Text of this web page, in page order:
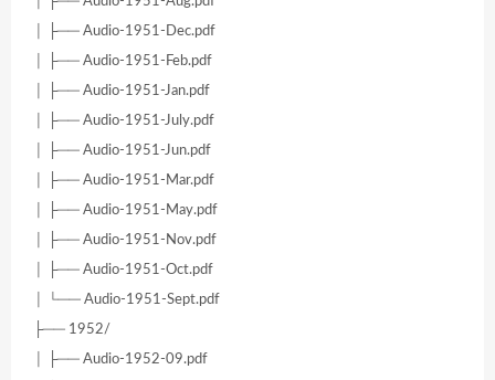
│ ├── Audio-1951-Dec.pdf
│ ├── Audio-1951-Feb.pdf
│ ├── Audio-1951-Jan.pdf
│ ├── Audio-1951-July.pdf
│ ├── Audio-1951-Jun.pdf
│ ├── Audio-1951-Mar.pdf
│ ├── Audio-1951-May.pdf
│ ├── Audio-1951-Nov.pdf
│ ├── Audio-1951-Oct.pdf
│ └── Audio-1951-Sept.pdf
├── 1952/
│ ├── Audio-1952-09.pdf